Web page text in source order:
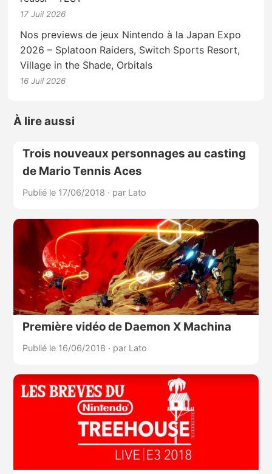
17 Juil 2026
Nos previews de jeux Nintendo à la Japan Expo
2026 – Splatoon Raiders, Switch Sports Resort,
Village in the Shade, Orbitals
16 Juil 2026
À lire aussi
Trois nouveaux personnages au casting
de Mario Tennis Aces
Publié le 17/06/2018 · par Lato
Première vidéo de Daemon X Machina
Publié le 16/06/2018 · par Lato